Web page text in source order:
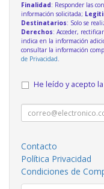
Finalidad: Responder las
información solicitada;
Destinatarios: Solo se
Derechos: Acceder,
indica en la información
consultar la información
de Privacidad.
He leído y acepto la
Contacto
Política Privacidad
Condiciones de